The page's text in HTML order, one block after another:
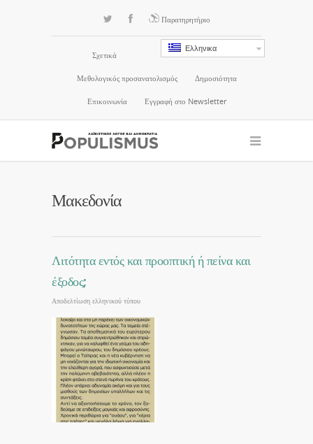
Παρατηρητήριο
Ελληνικα
Σχετικά
Μεθολογικός προσανατολισμός Δημοσιότητα
Επικοινωνία Εγγραφή στο Newsletter
Μακεδονία
Λιτότητα εντός και προοπτική ή πείνα και
έξοδος;
Αποδελτίωση ελληνικού τύπου